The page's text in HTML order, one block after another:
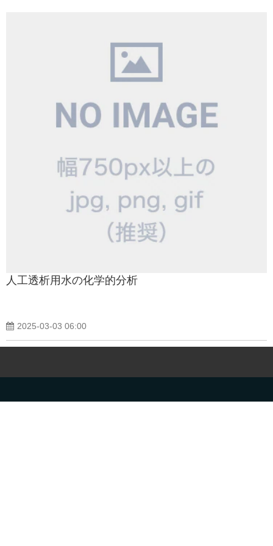
人工透析用水の化学的分析
2025-03-03 06:00